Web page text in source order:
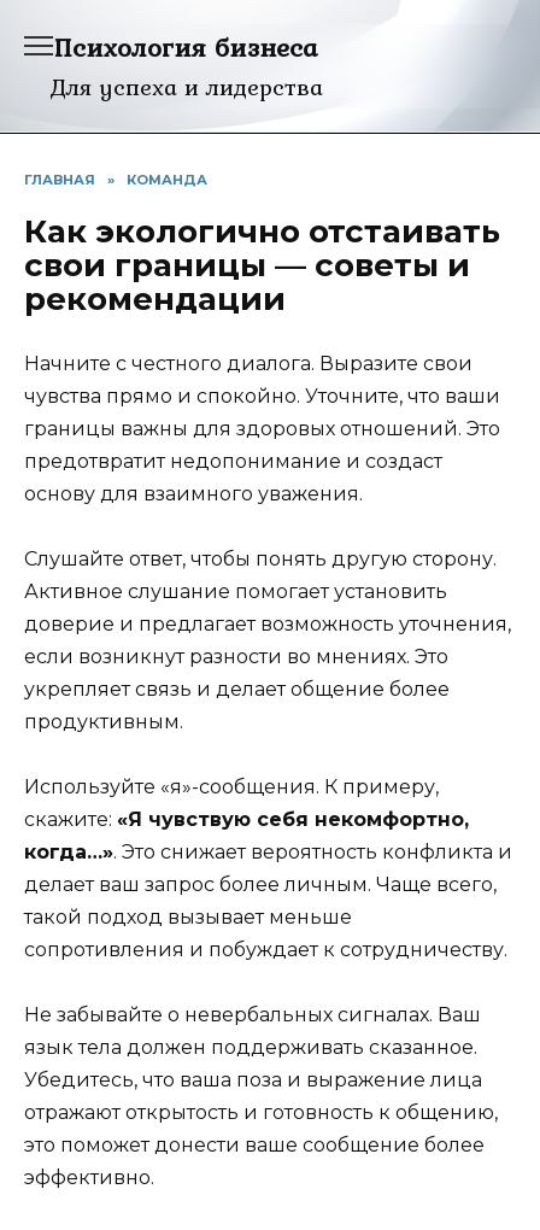
Психология бизнеса
Для успеха и лидерства
ГЛАВНАЯ » КОМАНДА
Как экологично отстаивать
свои границы — советы и
рекомендации
Начните с честного диалога. Выразите свои
чувства прямо и спокойно. Уточните, что ваши
границы важны для здоровых отношений. Это
предотвратит недопонимание и создаст
основу для взаимного уважения.
Слушайте ответ, чтобы понять другую сторону.
Активное слушание помогает установить
доверие и предлагает возможность уточнения,
если возникнут разности во мнениях. Это
укрепляет связь и делает общение более
продуктивным.
Используйте «я»-сообщения. К примеру,
скажите: «Я чувствую себя некомфортно,
когда…». Это снижает вероятность конфликта и
делает ваш запрос более личным. Чаще всего,
такой подход вызывает меньше
сопротивления и побуждает к сотрудничеству.
Не забывайте о невербальных сигналах. Ваш
язык тела должен поддерживать сказанное.
Убедитесь, что ваша поза и выражение лица
отражают открытость и готовность к общению,
это поможет донести ваше сообщение более
эффективно.